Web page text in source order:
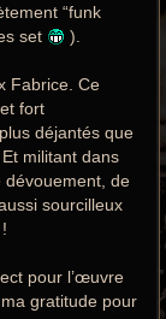
“funk
set
).
Fabrice. Ce
fort
déjantés que
militant dans
dévouement, de
sourcilleux
pour l’œuvre
gratitude pour